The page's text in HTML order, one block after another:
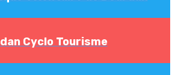
Cyclo Tourisme